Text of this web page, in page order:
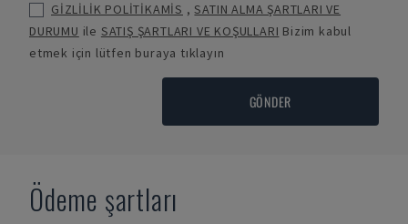
GİZLİLİK POLİTİKAMİS ,SATIN ALMA ŞARTLARI VE
DURUMU ile SATIŞ ŞARTLARI VE KOŞULLARI Bizim kabul
etmek için lütfen buraya tıklayın
GÖNDER
Ödeme şartları